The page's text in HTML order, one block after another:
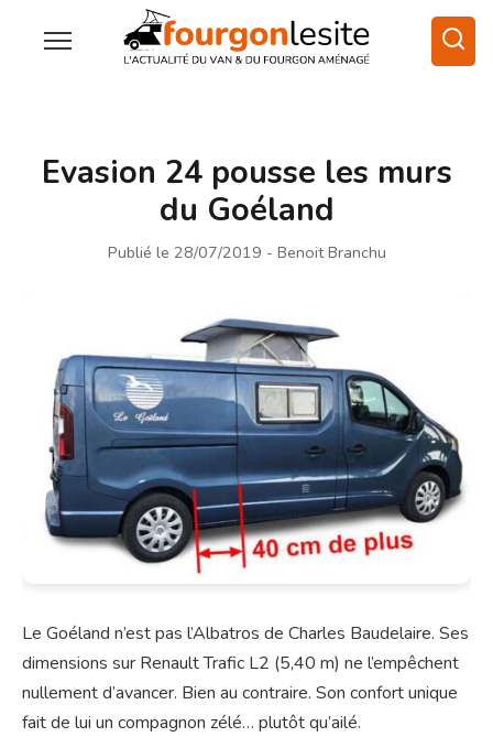
Evasion 24 pousse les murs
du Goéland
Publié le 28/07/2019 - Benoit Branchu
Le Goéland n’est pas l’Albatros de Charles Baudelaire. Ses
dimensions sur Renault Trafic L2 (5,40 m) ne l’empêchent
nullement d’avancer. Bien au contraire. Son confort unique
fait de lui un compagnon zélé… plutôt qu’ailé.